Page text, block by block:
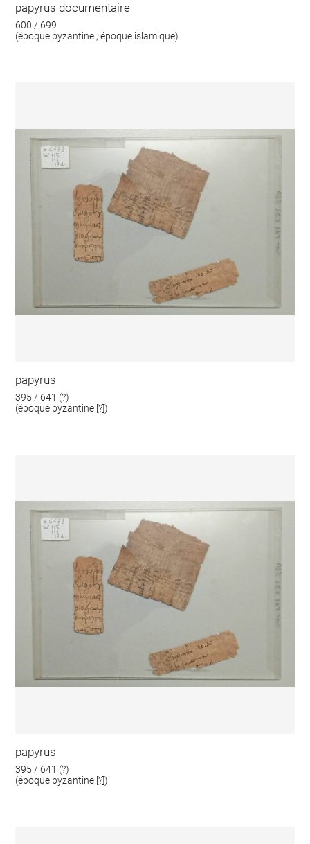
papyrus documentaire
600 / 699
(époque byzantine ; époque islamique)
papyrus
395 / 641 (?)
(époque byzantine [?])
papyrus
395 / 641 (?)
(époque byzantine [?])